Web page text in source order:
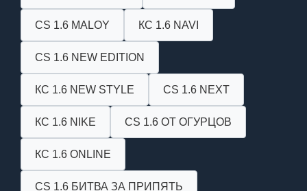
CS 1.6 MALOY КС 1.6 NAVI
CS 1.6 NEW EDITION
КС 1.6 NEW STYLE CS 1.6 NEXT
КС 1.6 NIKE CS 1.6 ОТ ОГУРЦОВ
КС 1.6 ONLINE
CS 1.6 БИТВА ЗА ПРИПЯТЬ